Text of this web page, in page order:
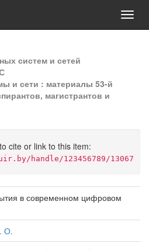
систем и сетей
и сети : материалы 53-й
магистрантов и
cite or link to this item:
handle/123456789/13067
в современном цифровом
О.